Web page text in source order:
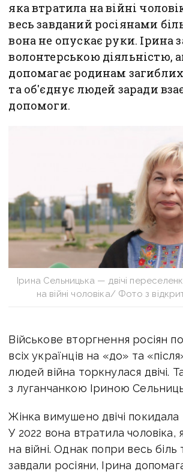
яка втратила на війні
весь завданий росіянами
вона не опускає руки. Ірина
волонтерською діяльністю,
допомагає родинам
та об'єднує людей заради
допомоги.
Ірина Сельницька — двічі
на війні чоловіка/ Фото з
Військове вторгнення росіян
всіх українців на «до» та
людей війна торкнулася двічі.
з луганчанкою Іриною
Жінка вимушено двічі покидала
У 2022 вона втратила чоловіка,
на війні. Однак попри весь біль
завдали росіяни, Ірина